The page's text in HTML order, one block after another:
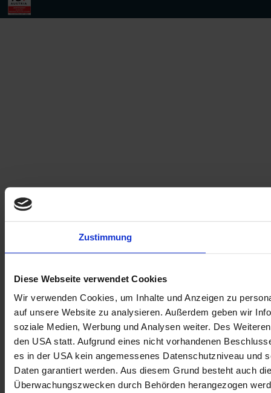
Zustimmung
Diese Webseite verwendet Cookies
Wir verwenden Cookies, um Inhalte und Anzeigen zu
auf unsere Website zu analysieren. Außerdem geben wir
soziale Medien, Werbung und Analysen weiter. Des
den USA statt. Aufgrund eines nicht vorhandenen
es in der USA kein angemessenes Datenschutzniveau und
Daten garantiert werden. Aus diesem Grund besteht auch
Überwachungszwecken durch Behörden herangezogen